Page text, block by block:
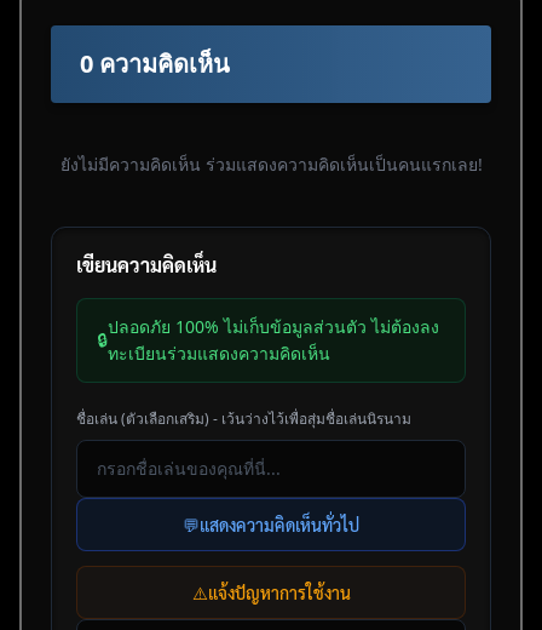
0 ความคิดเห็น
ยังไม่มีความคิดเห็น ร่วมแสดงความคิดเห็นเป็นคนแรกเลย!
เขียนความคิดเห็น
🔒
ปลอดภัย 100% ไม่เก็บข้อมูลส่วนตัว ไม่ต้องลง
ทะเบียนร่วมแสดงความคิดเห็น
ชื่อเล่น (ตัวเลือกเสริม) - เว้นว่างไว้เพื่อสุ่มชื่อเล่นนิรนาม
💬แสดงความคิดเห็นทั่วไป
⚠️แจ้งปัญหาการใช้งาน